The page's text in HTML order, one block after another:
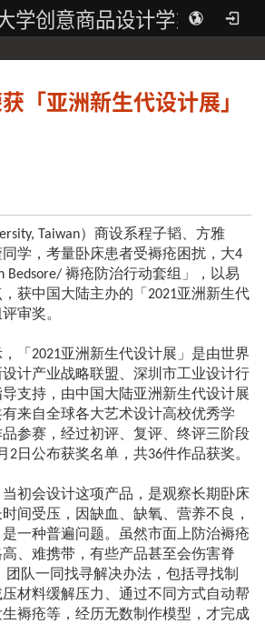
学创意商品设计学系
「亚洲新生代设计展」
Taiwan）商设系程子韬、方雅
学，考量卧床患者受褥疮困扰，大4
Bedsore/ 褥疮防治行动套组」，以易
获中国大陆主办的「2021亚洲新生代
审奖。
「2021亚洲新生代设计展」是由世界
计产业战略联盟、深圳市工业设计行
支持，由中国大陆亚洲新生代设计展
来自全球各大艺术设计高校优秀学
参赛，经过初评、复评、终评三阶段
2日公布获奖名单，共36件作品获奖。
初会设计这项产品，是观察长期卧床
间受压，因缺血、缺氧、营养不良，
一种普遍问题。虽然市面上防治褥疮
、难携带，有些产品甚至会伤害脊
团队一同找寻解决办法，包括寻找制
材料缓解压力、通过不同方式自动帮
褥疮等，经历无数制作模型，才完成